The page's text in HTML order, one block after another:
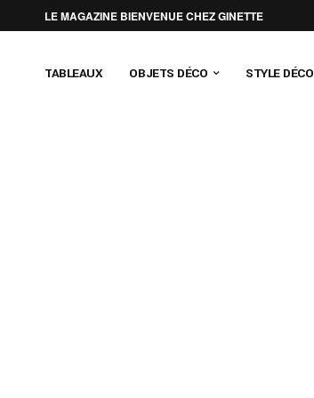
LE MAGAZINE BIENVENUE CHEZ GINETTE
TABLEAUX OBJETS DÉCO STYLE DÉCO